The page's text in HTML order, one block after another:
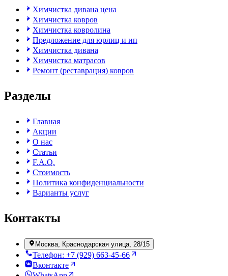
Химчистка дивана цена
Химчистка ковров
Химчистка ковролина
Предложение для юрлиц и ип
Химчистка дивана
Химчистка матрасов
Ремонт (реставрация) ковров
Разделы
Главная
Акции
О нас
Статьи
F.A.Q.
Стоимость
Политика конфиденциальности
Варианты услуг
Контакты
Москва, Краснодарская улица, 28/15
Телефон: +7 (929) 663-45-66
Вконтакте